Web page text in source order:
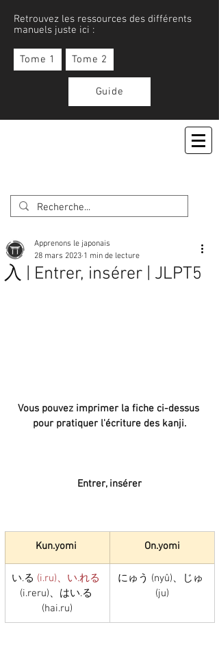
Retrouvez les ressources des différents
manuels juste ici :
Tome 1 Tome 2
Guide
入 | Entrer, insérer | JLPT5
Apprenons le japonais
28 mars 2023 1 min de lecture
Vous pouvez imprimer la fiche ci-dessus
pour pratiquer l'écriture des kanji.
Entrer, insérer
Kun.yomi On.yomi
い.る (i.ru)、い.れる
(i.reru)、はい.る
(hai.ru)
にゅう (nyû)、じゅ
(ju)